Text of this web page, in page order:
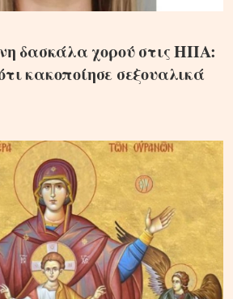
δασκάλα χορού στις ΗΠΑ:
κακοποίησε σεξουαλικά